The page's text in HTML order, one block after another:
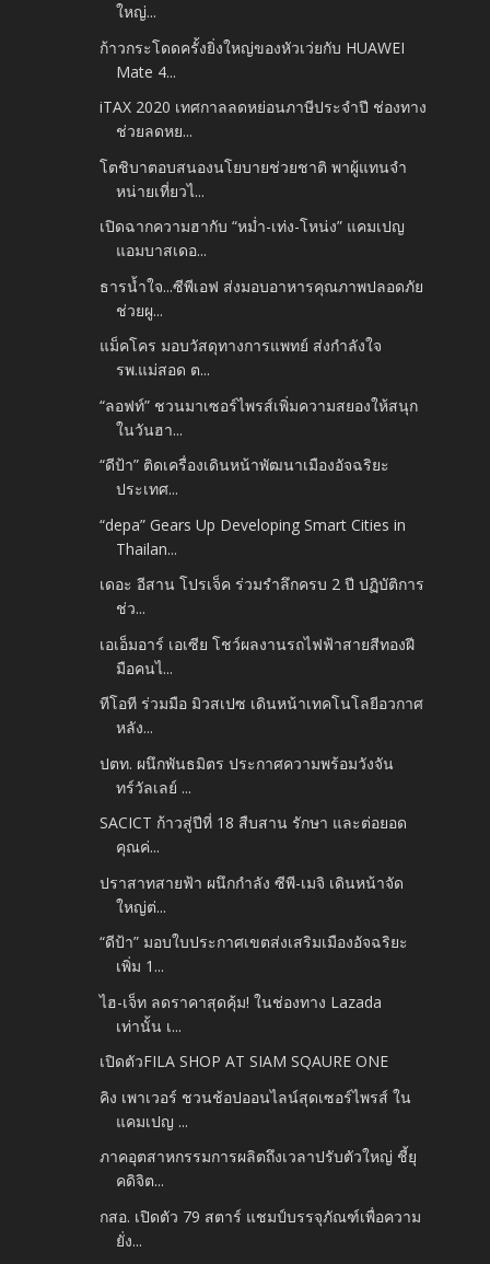
ใหญ่...
ก้าวกระโดดครั้งยิ่งใหญ่ของหัวเว่ยกับ HUAWEI
Mate 4...
iTAX 2020 เทศกาลลดหย่อนภาษีประจำปี ช่องทาง
ช่วยลดหย...
โตชิบาตอบสนองนโยบายช่วยชาติ พาผู้แทนจำ
หน่ายเที่ยวไ...
เปิดฉากความฮากับ “หม่ำ-เท่ง-โหน่ง” แคมเปญ
แอมบาสเดอ...
ธารน้ำใจ...ซีพีเอฟ ส่งมอบอาหารคุณภาพปลอดภัย
ช่วยผู...
แม็คโคร มอบวัสดุทางการแพทย์ ส่งกำลังใจ
รพ.แม่สอด ต...
“ลอฟท์” ชวนมาเซอร์ไพรส์เพิ่มความสยองให้สนุก
ในวันฮา...
“ดีป้า” ติดเครื่องเดินหน้าพัฒนาเมืองอัจฉริยะ
ประเทศ...
“depa” Gears Up Developing Smart Cities in
Thailan...
เดอะ อีสาน โปรเจ็ค ร่วมรำลึกครบ 2 ปี ปฏิบัติการ
ช่ว...
เอเอ็มอาร์ เอเซีย โชว์ผลงานรถไฟฟ้าสายสีทองฝี
มือคนไ...
ทีโอที ร่วมมือ มิวสเปซ เดินหน้าเทคโนโลยีอวกาศ
หลัง...
ปตท. ผนึกพันธมิตร ประกาศความพร้อมวังจัน
ทร์วัลเลย์ ...
SACICT ก้าวสู่ปีที่ 18 สืบสาน รักษา และต่อยอด
คุณค่...
ปราสาทสายฟ้า ผนึกกำลัง ซีพี-เมจิ เดินหน้าจัด
ใหญ่ต่...
“ดีป้า” มอบใบประกาศเขตส่งเสริมเมืองอัจฉริยะ
เพิ่ม 1...
ไฮ-เจ็ท ลดราคาสุดคุ้ม! ในช่องทาง Lazada
เท่านั้น เ...
เปิดตัวFILA SHOP AT SIAM SQAURE ONE
คิง เพาเวอร์ ชวนช้อปออนไลน์สุดเซอร์ไพรส์ ใน
แคมเปญ ...
ภาคอุตสาหกรรมการผลิตถึงเวลาปรับตัวใหญ่ ชี้ยุ
คดิจิต...
กสอ. เปิดตัว 79 สตาร์ แชมป์บรรจุภัณฑ์เพื่อความ
ยั่ง...